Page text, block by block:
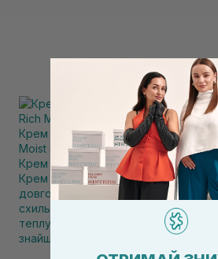
Крем для глибокого зволоження
Moist Soothing Cream 80 мл
Крем для обличчя
Крем - справжнє відкриття, яке
довго) він класно зволожує, для
схильної до сухості, справжній
теплу погоду. Цілорічна база,
знайшла)